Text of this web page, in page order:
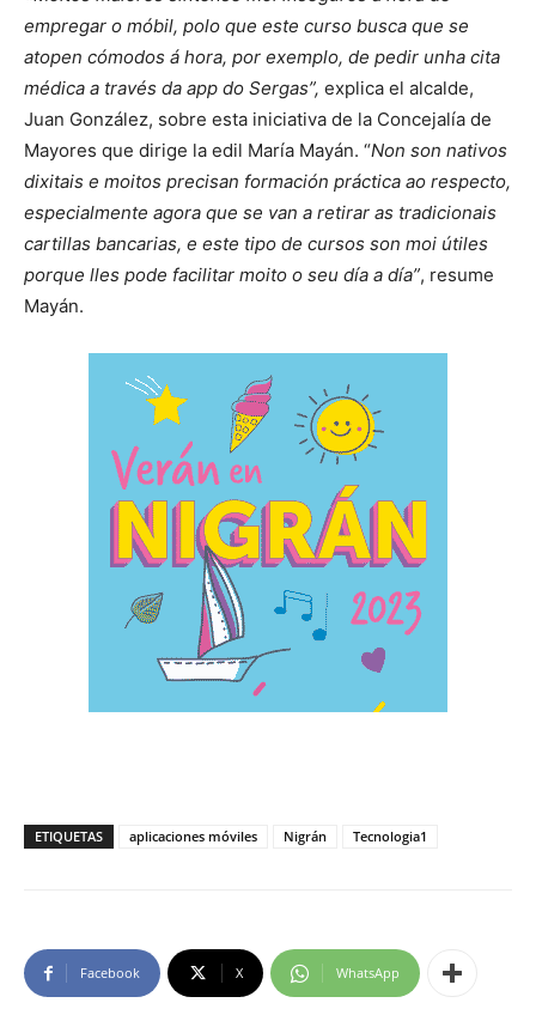
empregar o móbil, polo que este curso busca que se
atopen cómodos á hora, por exemplo, de pedir unha cita
médica a través da app do Sergas”, explica el alcalde,
Juan González, sobre esta iniciativa de la Concejalía de
Mayores que dirige la edil María Mayán. “Non son nativos
dixitais e moitos precisan formación práctica ao respecto,
especialmente agora que se van a retirar as tradicionais
cartillas bancarias, e este tipo de cursos son moi útiles
porque lles pode facilitar moito o seu día a día”, resume
Mayán.
ETIQUETAS aplicaciones móviles Nigrán Tecnologia1
Facebook X WhatsApp